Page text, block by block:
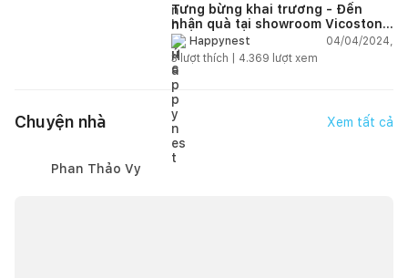
Tưng bừng khai trương - Đến
nhận quà tại showroom Vicostone
by Dallas Việt
Happynest
04/04/2024,
3lượt thích | 4.369 lượt xem
Chuyện nhà Xem tất cả
Phan Thảo Vy